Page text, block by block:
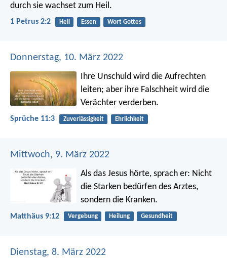
durch sie wachset zum Heil.
1 Petrus 2:2 Heil Essen Wort Gottes
Donnerstag, 10. März 2022
Ihre Unschuld wird die Aufrechten
leiten; aber ihre Falschheit wird die
Verächter verderben.
Sprüche 11:3 Zuverlässigkeit Ehrlichkeit
Mittwoch, 9. März 2022
Als das Jesus hörte, sprach er: Nicht
die Starken bedürfen des Arztes,
sondern die Kranken.
Matthäus 9:12 Vergebung Heilung Gesundheit
Dienstag, 8. März 2022